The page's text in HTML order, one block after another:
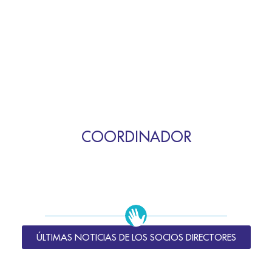
COORDINADOR
ÚLTIMAS NOTICIAS DE LOS SOCIOS DIRECTORES